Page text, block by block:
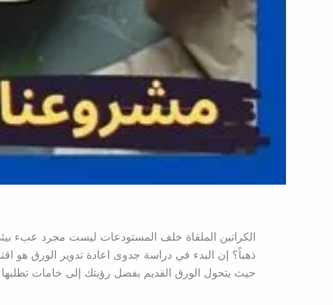
الكراتين الملقاة خلف المستودعات ليست مجرد عبء
ذهباً؟ إن البدء في دراسة جدوى اعادة تدوير الورق هو
حيث يتحول الورق القديم بفضل رؤيتك إلى خامات